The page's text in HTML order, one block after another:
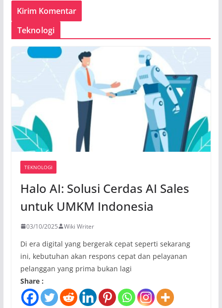
Teknologi
TEKNOLOGI
Halo AI: Solusi Cerdas AI Sales
untuk UMKM Indonesia
03/10/2025 Wiki Writer
Di era digital yang bergerak cepat seperti sekarang
ini, kebutuhan akan respons cepat dan pelayanan
pelanggan yang prima bukan lagi
Share :